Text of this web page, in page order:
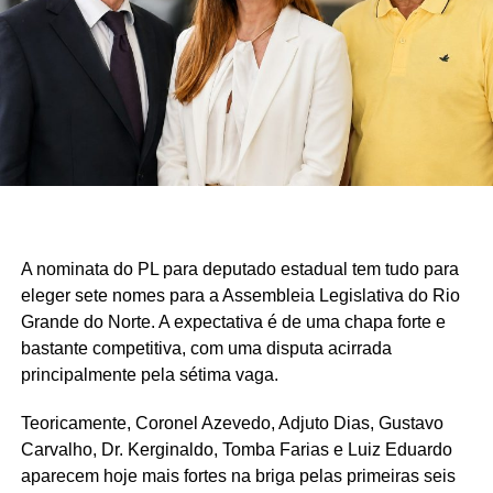
A nominata do PL para deputado estadual tem tudo para
eleger sete nomes para a Assembleia Legislativa do Rio
Grande do Norte. A expectativa é de uma chapa forte e
bastante competitiva, com uma disputa acirrada
principalmente pela sétima vaga.
Teoricamente, Coronel Azevedo, Adjuto Dias, Gustavo
Carvalho, Dr. Kerginaldo, Tomba Farias e Luiz Eduardo
aparecem hoje mais fortes na briga pelas primeiras seis